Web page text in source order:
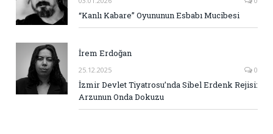
“Kanlı Kabare” Oyununun Esbabı Mucibesi
İrem Erdoğan
25.12.2025 0
İzmir Devlet Tiyatrosu’nda Sibel Erdenk Rejisi:
Arzunun Onda Dokuzu